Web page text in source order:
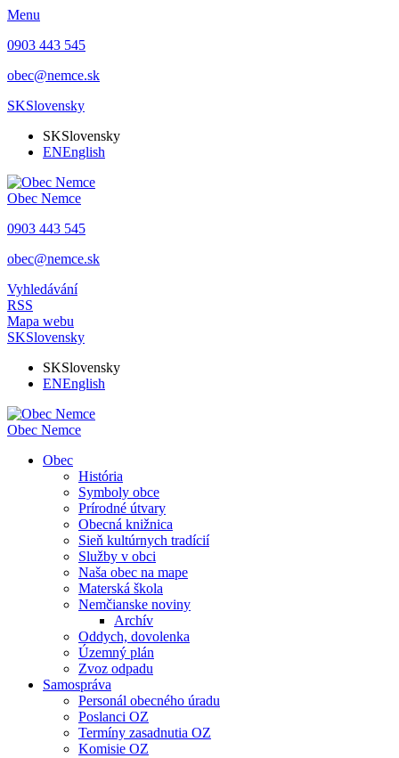
Menu
0903 443 545
obec@nemce.sk
SKSlovensky
SKSlovensky
ENEnglish
Obec Nemce
0903 443 545
obec@nemce.sk
Vyhledávání
RSS
Mapa webu
SKSlovensky
SKSlovensky
ENEnglish
Obec Nemce
Obec
História
Symboly obce
Prírodné útvary
Obecná knižnica
Sieň kultúrnych tradícií
Služby v obci
Naša obec na mape
Materská škola
Nemčianske noviny
Archív
Oddych, dovolenka
Územný plán
Zvoz odpadu
Samospráva
Personál obecného úradu
Poslanci OZ
Termíny zasadnutia OZ
Komisie OZ